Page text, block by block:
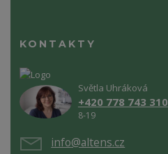
KONTAKTY
Světla Uhráková
+420 778 743 310
8-19
info@altens.cz